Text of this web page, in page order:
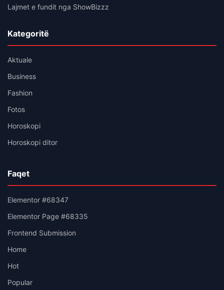
Lajmet e fundit nga ShowBizzz
Kategoritë
Aktuale
Business
Fashion
Fotos
Horoskopi
Horoskopi ditor
Faqet
Elementor #68347
Elementor Page #68335
Frontend Submission
Home
Hot
Popular